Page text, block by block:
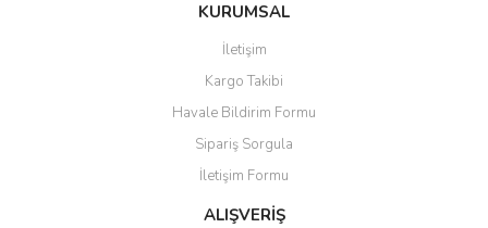
Ürün bilgilerinde hatalar bulunuyor.
Ürün fiyatı diğer sitelerden daha pahalı.
Bu ürüne benzer farklı alternatifler olmalı.
KURUMSAL
İletişim
Kargo Takibi
Havale Bildirim Formu
Sipariş Sorgula
İletişim Formu
ALIŞVERİŞ